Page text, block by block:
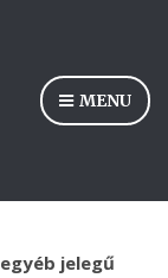
MENU
jelegű